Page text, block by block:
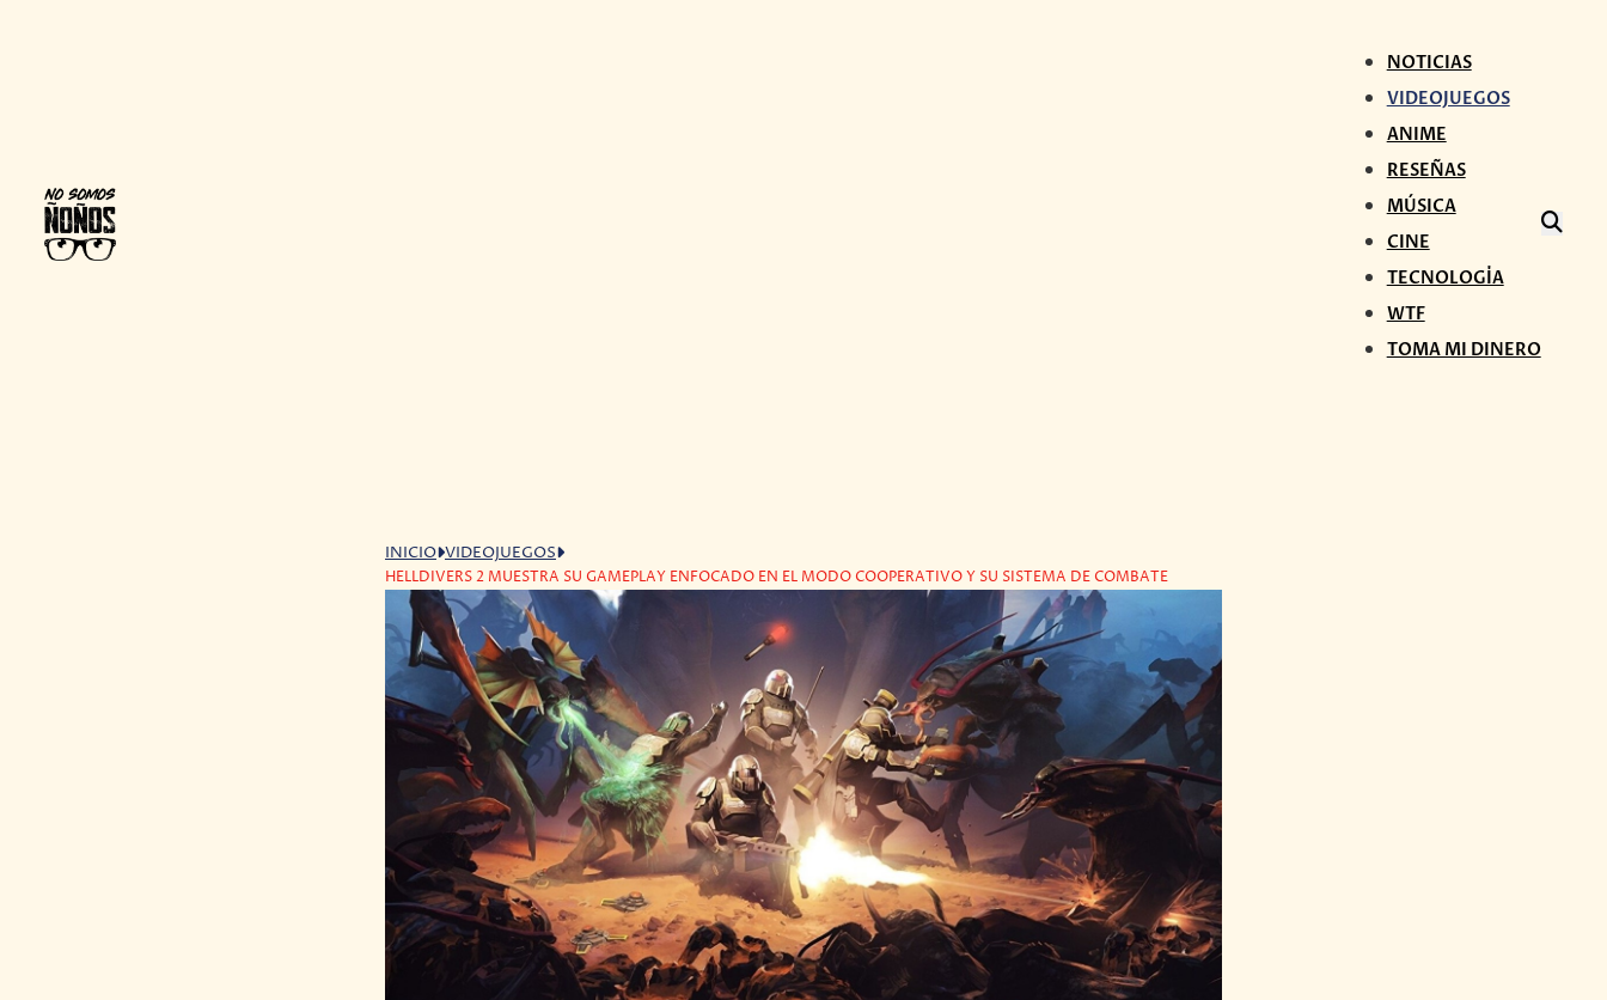
NOTICIAS
VIDEOJUEGOS
ANIME
RESEÑAS
MÚSICA
CINE
TECNOLOGÍA
WTF
TOMA MI DINERO
INICIO VIDEOJUEGOS
HELLDIVERS 2 MUESTRA SU GAMEPLAY ENFOCADO EN EL MODO COOPERATIVO Y SU SISTEMA DE COMBATE